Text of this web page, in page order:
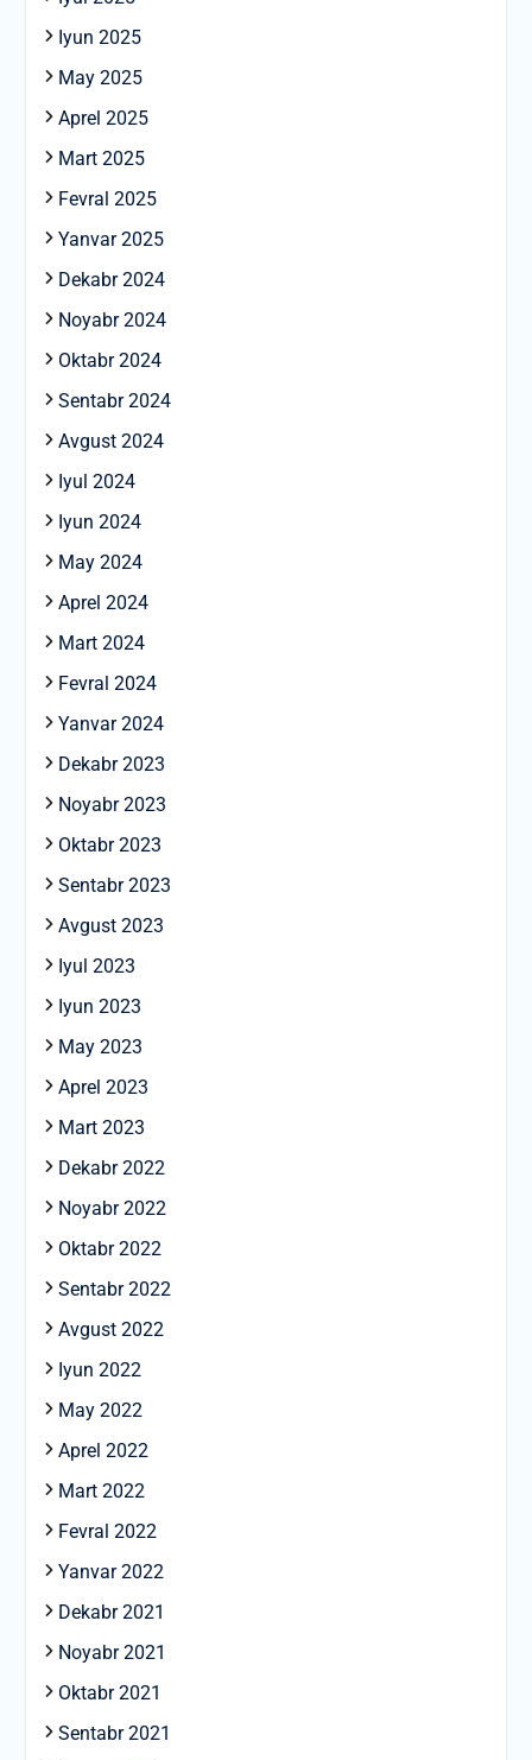
Iyun 2025
May 2025
Aprel 2025
Mart 2025
Fevral 2025
Yanvar 2025
Dekabr 2024
Noyabr 2024
Oktabr 2024
Sentabr 2024
Avgust 2024
Iyul 2024
Iyun 2024
May 2024
Aprel 2024
Mart 2024
Fevral 2024
Yanvar 2024
Dekabr 2023
Noyabr 2023
Oktabr 2023
Sentabr 2023
Avgust 2023
Iyul 2023
Iyun 2023
May 2023
Aprel 2023
Mart 2023
Dekabr 2022
Noyabr 2022
Oktabr 2022
Sentabr 2022
Avgust 2022
Iyun 2022
May 2022
Aprel 2022
Mart 2022
Fevral 2022
Yanvar 2022
Dekabr 2021
Noyabr 2021
Oktabr 2021
Sentabr 2021